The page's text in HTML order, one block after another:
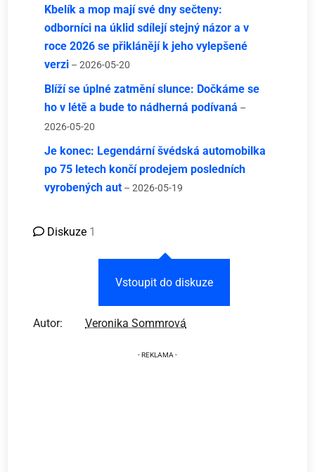
Kbelík a mop mají své dny sečteny:
odborníci na úklid sdílejí stejný názor a v
roce 2026 se přiklánějí k jeho vylepšené
verzi – 2026-05-20
Blíží se úplné zatmění slunce: Dočkáme se
ho v létě a bude to nádherná podívaná –
2026-05-20
Je konec: Legendární švédská automobilka
po 75 letech končí prodejem posledních
vyrobených aut – 2026-05-19
Diskuze 1
Vstoupit do diskuze
Autor: Veronika Sommrová